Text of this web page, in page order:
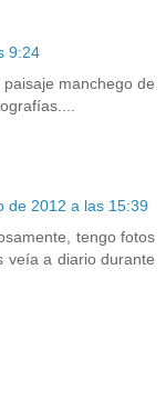
9:24
manchego de
de 2012 a las 15:39
tengo fotos
veía a diario durante